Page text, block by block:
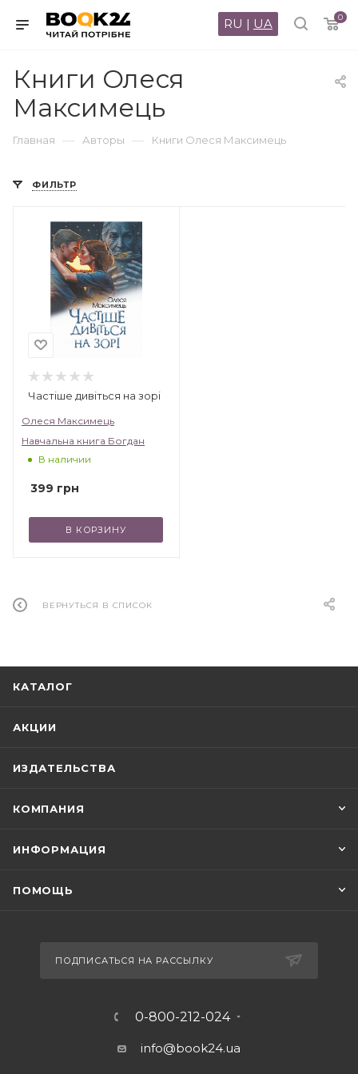
0
RU | UA
Книги Олеся
Максимець
Главная — Авторы — Книги Олеся Максимець
ФИЛЬТР
Частіше дивіться на зорі
Олеся Максимець
Навчальна книга Богдан
В наличии
399 грн
В КОРЗИНУ
ВЕРНУТЬСЯ В СПИСОК
КАТАЛОГ
АКЦИИ
ИЗДАТЕЛЬСТВА
КОМПАНИЯ
ИНФОРМАЦИЯ
ПОМОЩЬ
ПОДПИСАТЬСЯ НА РАССЫЛКУ
0-800-212-024
info@book24.ua